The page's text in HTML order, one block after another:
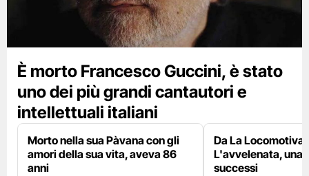
È morto Francesco Guccini, è stato
uno dei più grandi cantautori e
intellettuali italiani
Morto nella sua Pàvana con gli
amori della sua vita, aveva 86
anni
Da La Locomotiva
L'avvelenata, una
successi